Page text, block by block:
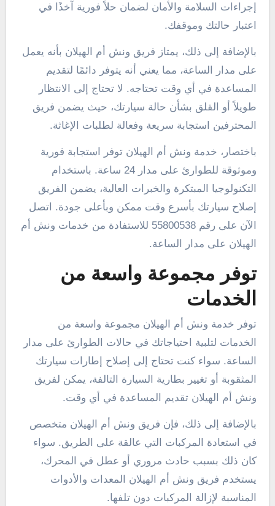
إجراءات السلامة والأمان لضمان حلاً فورية آخذًا في
اعتبار حالتك وموقفك.
بالإضافة إلى ذلك، يمتاز فريق ونش أم الهيلان بأنه يعمل
على مدار الساعة، مما يعني أنه يتوفر دائمًا لتقديم
المساعدة في أي وقت تحتاجه. لا تحتاج إلى الانتظار
طويلاً أو القلق بشأن حالة سيارتك، حيث يضمن فريق
المحترفين استجابة سريعة وفعالة لطلبات الإغاثة.
باختصار، خدمة ونش أم الهيلان توفر استجابة فورية
وموثوقة للطوارئ على مدار 24 ساعة. باستخدام
التكنولوجيا المبتكرة والخبرات العالية، يضمن الفريق
إصلاح سيارتك بأسرع وقت ممكن وبأعلى جودة. اتصل
الآن على رقم 55800538 للاستفادة من خدمات ونش أم
الهيلان على مدار الساعة.
توفر مجموعة واسعة من
الخدمات
توفر خدمة ونش أم الهيلان مجموعة واسعة من
الخدمات لتلبية احتياجاتك في حالات الطوارئ على مدار
الساعة. سواء كنت تحتاج إلى إصلاح إطارات سيارتك
المثقوبة أو تغيير بطارية السيارة التالفة، يمكن لفريق
ونش أم الهيلان تقديم المساعدة في أي وقت.
بالإضافة إلى ذلك، فإن فريق ونش أم الهيلان متخصص
في استعادة المركبات التي عالقة على الطريق. سواء
كان ذلك بسبب حادث مروري أو عطل في المحرك،
يستخدم فريق ونش أم الهيلان المعدات والأدوات
المناسبة لإزالة المركبات دون تلفها.